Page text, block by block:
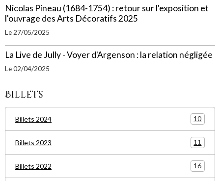
Nicolas Pineau (1684-1754) : retour sur l'exposition et
l'ouvrage des Arts Décoratifs 2025
Le 27/05/2025
La Live de Jully - Voyer d'Argenson : la relation négligée
Le 02/04/2025
Billets
Billets 2024 10
Billets 2023 11
Billets 2022 16